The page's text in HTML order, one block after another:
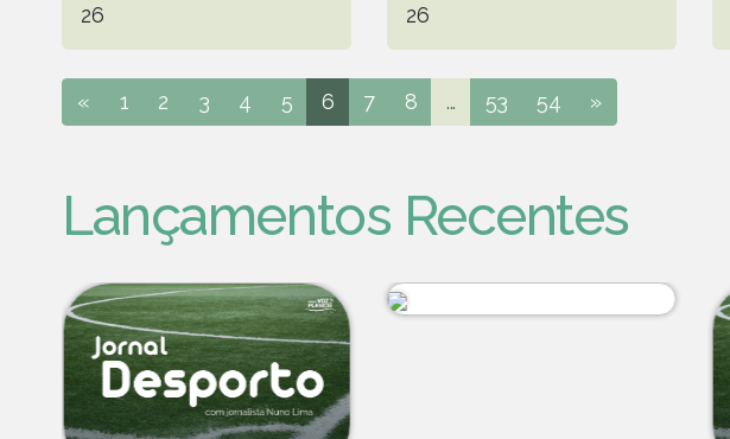
26
26
« 1 2 3 4 5 6 7 8 ... 53 54 »
Lançamentos Recentes